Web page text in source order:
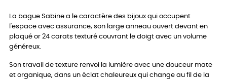
La bague Sabine a le caractère des bijoux qui occupent
l'espace avec assurance, son large anneau ouvert devant en
plaqué or 24 carats texturé couvrant le doigt avec un volume
généreux.
Son travail de texture renvoi la lumière avec une douceur mate
et organique, dans un éclat chaleureux qui change au fil de la